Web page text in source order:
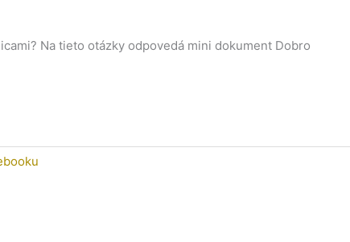
Na tieto otázky odpovedá mini dokument Dobro